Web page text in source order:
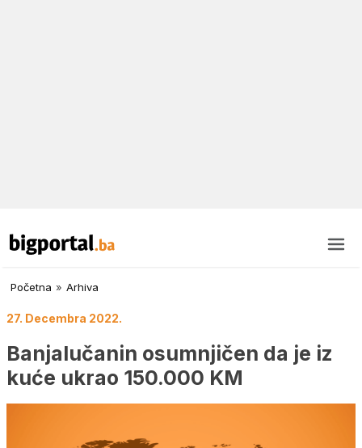
Početna » Arhiva
27. Decembra 2022.
Banjalučanin osumnjičen da je iz
kuće ukrao 150.000 KM